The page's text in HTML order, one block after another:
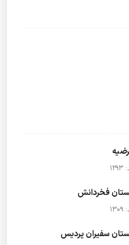
فخردانش
سفیران پردیس